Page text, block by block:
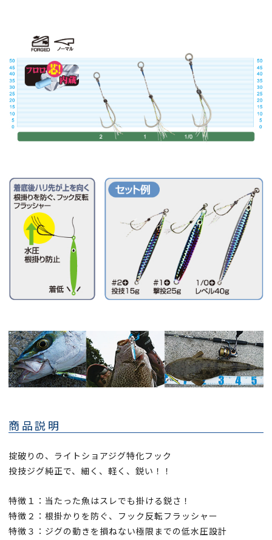
商品説明
掟破りの、ライトショアジグ特化フック
投技ジグ純正で、細く、軽く、鋭い！！
特徴１：当たった魚はスレでも掛ける鋭さ！
特徴２：根掛かりを防ぐ、フック反転フラッシャー
特徴３：ジグの動きを損ねない極限までの低水圧設計